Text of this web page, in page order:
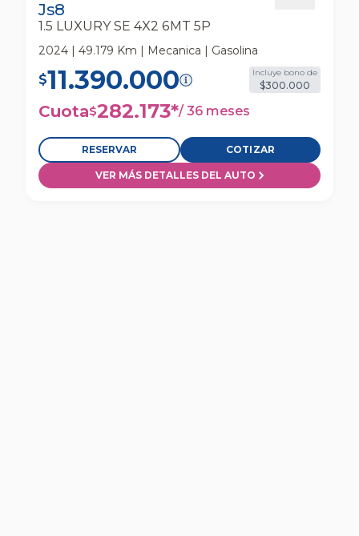
Js8
1.5 LUXURY SE 4X2 6MT 5P
2024 | 49.179 Km | Mecanica | Gasolina
$11.390.000 Incluye bono de
$300.000
Cuota$282.173*/ 36 meses
RESERVAR COTIZAR
VER MÁS DETALLES DEL AUTO